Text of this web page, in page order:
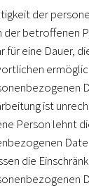
der
der betroffenen
für eine Dauer,
ist
Person lehnt
die